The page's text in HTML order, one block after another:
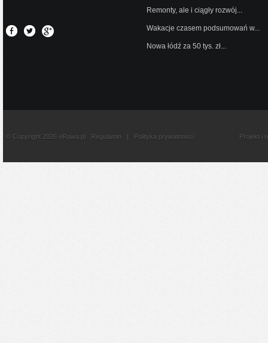
Remonty, ale i ciągły rozwój...
Wakacje czasem podsumowań w...
Nowa łódź za 50 tys. zł...
© Copyright 2026 eRawa.pl Regulamin | Polityka prywatnosci Projekt i